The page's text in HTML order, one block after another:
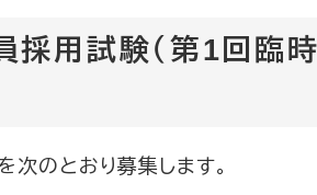
採用試験（第1回臨時
のとおり募集します。